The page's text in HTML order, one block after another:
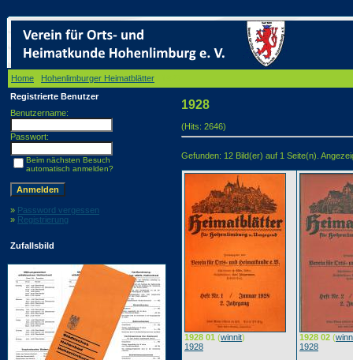
Home Hohenlimburger Heimatblätter
Registrierte Benutzer
Benutzername:
Passwort:
Beim nächsten Besuch
automatisch anmelden?
» Password vergessen
» Registrierung
Zufallsbild
1928
(Hits: 2646)
Gefunden: 12 Bild(er) auf 1 Seite(n).
1928 01 (winnit)
1928
1928 02 (
1928